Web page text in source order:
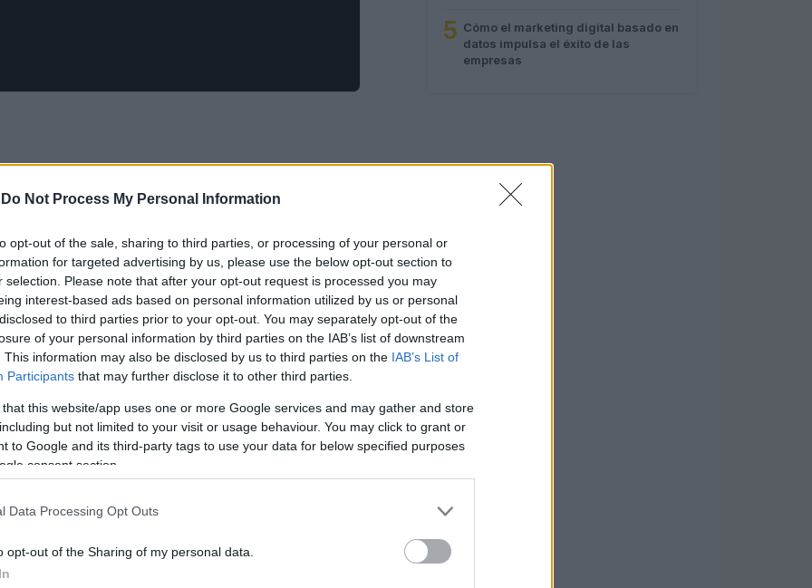
Do Not Process My Personal Information
opt-out of the sale, sharing to third parties, or processing of your personal or
for targeted advertising by us, please use the below opt-out section to
selection. Please note that after your opt-out request is processed you may
interest-based ads based on personal information utilized by us or personal
to third parties prior to your opt-out. You may separately opt-out of the
of your personal information by third parties on the IAB’s list of downstream
This information may also be disclosed by us to third parties on the IAB’s List of
Participants that may further disclose it to other third parties.
that this website/app uses one or more Google services and may gather and store
but not limited to your visit or usage behaviour. You may click to grant or
to Google and its third-party tags to use your data for below specified purposes
consent section.
Data Processing Opt Outs
opt-out of the Sharing of my personal data.
hacia un enfoque más analítico y
estas tendencias influyen en las
es la excepción, y cada vez más empresas
5 Cómo el marketing digital basado en
datos impulsa el éxito de las
empresas